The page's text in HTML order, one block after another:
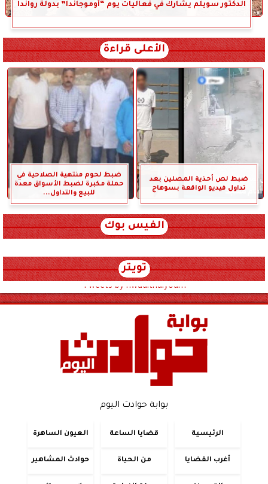
الدكتور سويلم يشارك في فعاليات يوم “أوموجاندا” بدولة رواندا
الأعلى قراءة
ضبط لص أحذية المصلين بعد
تداول فيديو الواقعة بسوهاج
ضبط لحوم منتهية الصلاحية في
حملة مكبرة لضبط الأسواق معدة
للبيع والتداول...
الفيس بوك
تويتر
Tweets by hwadithalyoum
بوابة حوادث اليوم
الرئيسية قضايا الساعة العيون الساهرة
أغرب القضايا من الحياة حوادث المشاهير